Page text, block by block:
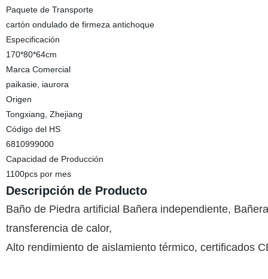
Paquete de Transporte
cartón ondulado de firmeza antichoque
Especificación
170*80*64cm
Marca Comercial
paikasie, iaurora
Origen
Tongxiang, Zhejiang
Código del HS
6810999000
Capacidad de Producción
1100pcs por mes
Descripción de Producto
Baño de Piedra artificial Bañera independiente,
transferencia de calor,
Alto rendimiento de aislamiento térmico, certificados